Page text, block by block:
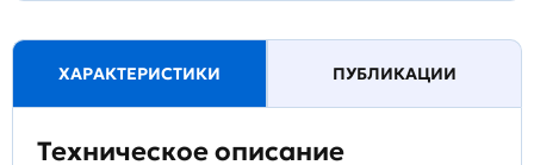
ХАРАКТЕРИСТИКИ ПУБЛИКАЦИИ
Техническое описание